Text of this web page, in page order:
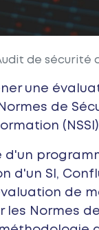
de sécurité du SI, audit
une
de
(NSSI)
d'un
d'un SI,
de
les Normes